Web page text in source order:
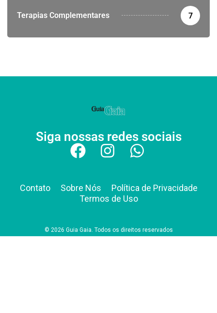
Terapias Complementares 7
Siga nossas redes sociais
Contato Sobre Nós
Política de Privacidade
Termos de Uso
© 2026 Guia Gaia. Todos os direitos reservados